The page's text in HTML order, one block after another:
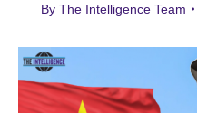
By The Intelligence Team